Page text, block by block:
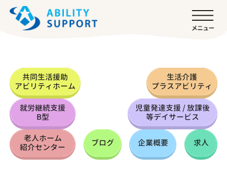
共同生活援助
アビリティホーム
生活介護
プラスアビリティ
就労継続支援
B型
児童発達支援 / 放課後
等デイサービス
老人ホーム
紹介センター
ブログ 企業概要 求人